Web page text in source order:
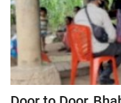
Lantas
OPINI